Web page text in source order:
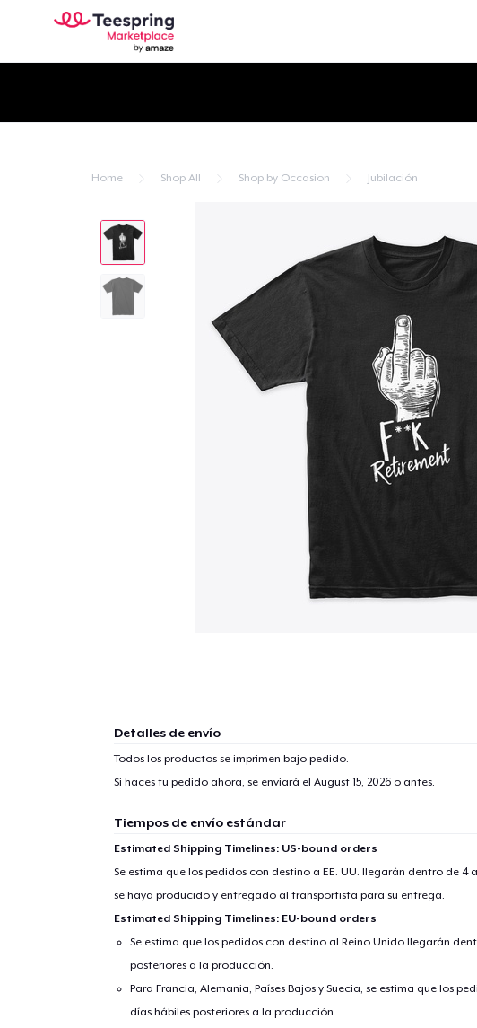
Home Shop All Shop by Occasion Jubilación
Detalles de envío
Todos los productos se imprimen bajo pedido.
Si haces tu pedido ahora, se enviará el August 15, 2026o antes.
Tiempos de envío estándar
Estimated Shipping Timelines: US-bound orders
Se estima que los pedidos con destino a EE. UU. llegarán dentro de 4
se haya producido y entregado al transportista para su entrega.
Estimated Shipping Timelines: EU-bound orders
Se estima que los pedidos con destino al Reino Unido llegarán
posteriores a la producción.
Para Francia, Alemania, Países Bajos y Suecia, se estima que los
días hábiles posteriores a la producción.